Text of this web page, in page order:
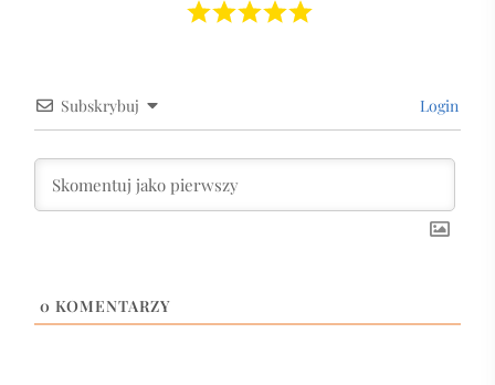
Subskrybuj Login
0 KOMENTARZY